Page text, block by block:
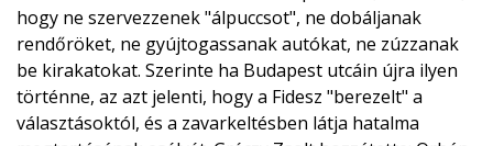
hogy ne szervezzenek "álpuccsot", ne dobáljanak
rendőröket, ne gyújtogassanak autókat, ne zúzzanak
be kirakatokat. Szerinte ha Budapest utcáin újra ilyen
történne, az azt jelenti, hogy a Fidesz "berezelt" a
választásoktól, és a zavarkeltésben látja hatalma